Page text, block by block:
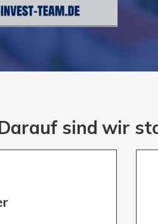
sind wir